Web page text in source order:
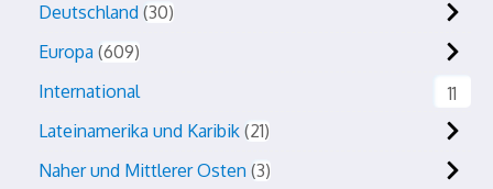
Deutschland 30
Europa 609
International
11
Lateinamerika und Karibik 21
Naher und Mittlerer Osten 3